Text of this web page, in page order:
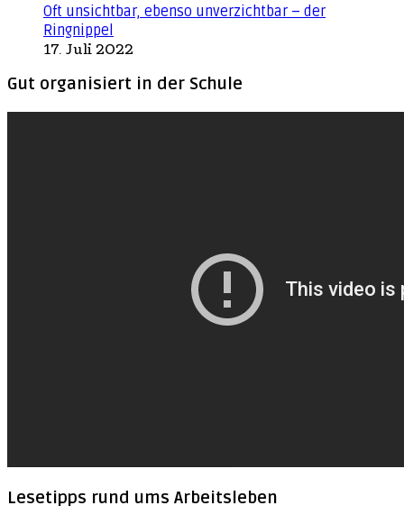
Oft unsichtbar, ebenso unverzichtbar – der
Ringnippel
17. Juli 2022
Gut organisiert in der Schule
Lesetipps rund ums Arbeitsleben